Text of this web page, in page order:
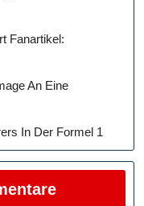
Fanartikel:
An Eine
In Der Formel 1